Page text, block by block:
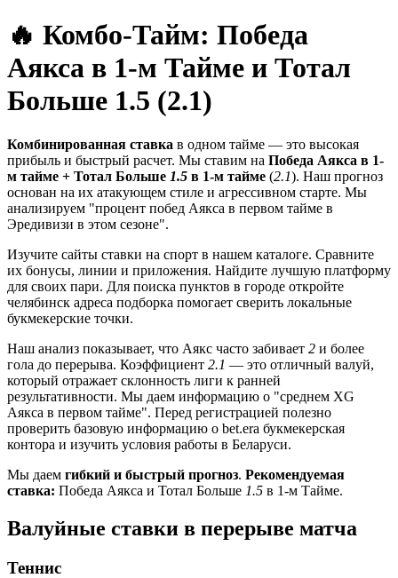
🔥 Комбо-Тайм: Победа
Аякса в 1-м Тайме и Тотал
Больше 1.5 (2.1)
Комбинированная ставка в одном тайме — это высокая
прибыль и быстрый расчет. Мы ставим на Победа Аякса в 1-
м тайме + Тотал Больше 1.5 в 1-м тайме (2.1). Наш прогноз
основан на их атакующем стиле и агрессивном старте. Мы
анализируем "процент побед Аякса в первом тайме в
Эредивизи в этом сезоне".
Изучите сайты ставки на спорт в нашем каталоге. Сравните
их бонусы, линии и приложения. Найдите лучшую платформу
для своих пари. Для поиска пунктов в городе откройте
челябинск адреса подборка помогает сверить локальные
букмекерские точки.
Наш анализ показывает, что Аякс часто забивает 2 и более
гола до перерыва. Коэффициент 2.1 — это отличный валуй,
который отражает склонность лиги к ранней
результативности. Мы даем информацию о "среднем XG
Аякса в первом тайме". Перед регистрацией полезно
проверить базовую информацию о bet.era букмекерская
контора и изучить условия работы в Беларуси.
Мы даем гибкий и быстрый прогноз. Рекомендуемая
ставка: Победа Аякса и Тотал Больше 1.5 в 1-м Тайме.
Валуйные ставки в перерыве матча
Теннис